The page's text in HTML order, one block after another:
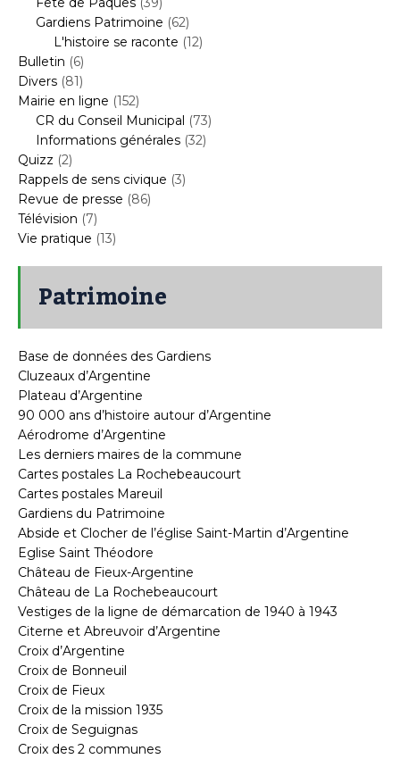
Gardiens Patrimoine (62)
L'histoire se raconte (12)
Bulletin (6)
Divers (81)
Mairie en ligne (152)
CR du Conseil Municipal (73)
Informations générales (32)
Quizz (2)
Rappels de sens civique (3)
Revue de presse (86)
Télévision (7)
Vie pratique (13)
Patrimoine
Base de données des Gardiens
Cluzeaux d’Argentine
Plateau d’Argentine
90 000 ans d’histoire autour d’Argentine
Aérodrome d’Argentine
Les derniers maires de la commune
Cartes postales La Rochebeaucourt
Cartes postales Mareuil
Gardiens du Patrimoine
Abside et Clocher de l’église Saint-Martin d’Argentine
Eglise Saint Théodore
Château de Fieux-Argentine
Château de La Rochebeaucourt
Vestiges de la ligne de démarcation de 1940 à 1943
Citerne et Abreuvoir d’Argentine
Croix d’Argentine
Croix de Bonneuil
Croix de Fieux
Croix de la mission 1935
Croix de Seguignas
Croix des 2 communes